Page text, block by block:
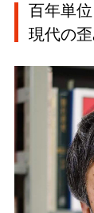
百年単
現代の歪